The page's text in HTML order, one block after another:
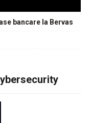
bancare la Bervas